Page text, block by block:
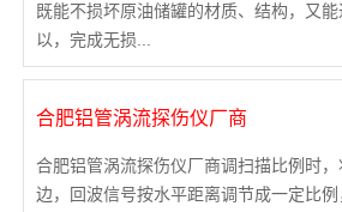
既能不损坏原油储罐的材质、结构，又
以，完成无损...
合肥铝管涡流探伤仪厂商
合肥铝管涡流探伤仪厂商调扫描比例时
边，回波信号按水平距离调节成一定比